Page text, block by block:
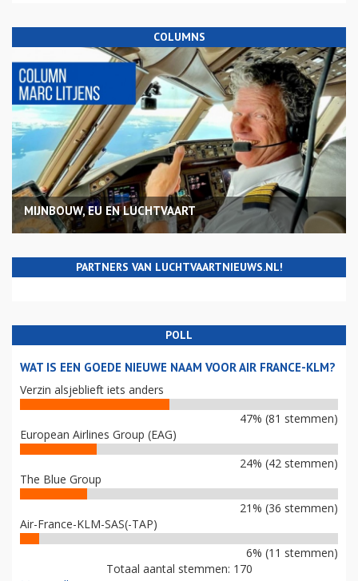
COLUMNS
MIJNBOUW, EU EN LUCHTVAART
PARTNERS VAN LUCHTVAARTNIEUWS.NL!
POLL
WAT IS EEN GOEDE NIEUWE NAAM VOOR AIR FRANCE-KLM?
Verzin alsjeblieft iets anders
47% (81 stemmen)
European Airlines Group (EAG)
24% (42 stemmen)
The Blue Group
21% (36 stemmen)
Air-France-KLM-SAS(-TAP)
6% (11 stemmen)
Totaal aantal stemmen: 170